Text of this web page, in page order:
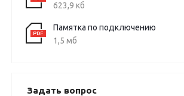
623,9 кб
Памятка по подключению
1,5 мб
Задать вопрос